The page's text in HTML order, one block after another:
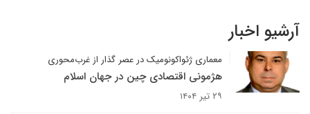
آرشیو اخبار
معماری ژئواکونومیک در عصر گذار از غرب‌محوری
هژمونی اقتصادی چین در جهان اسلام
۲۹ تیر ۱۴۰۴